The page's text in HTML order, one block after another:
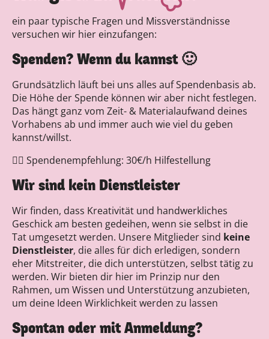
ein paar typische Fragen und Missverständnisse
versuchen wir hier einzufangen:
Spenden? Wenn du kannst 🙂
Grundsätzlich läuft bei uns alles auf Spendenbasis ab.
Die Höhe der Spende können wir aber nicht festlegen.
Das hängt ganz vom Zeit- & Materialaufwand deines
Vorhabens ab und immer auch wie viel du geben
kannst/willst.
👉🏻 Spendenempfehlung: 30€/h Hilfestellung
Wir sind kein Dienstleister
Wir finden, dass Kreativität und handwerkliches
Geschick am besten gedeihen, wenn sie selbst in die
Tat umgesetzt werden. Unsere Mitglieder sind keine
Dienstleister, die alles für dich erledigen, sondern
eher Mitstreiter, die dich unterstützen, selbst tätig zu
werden. Wir bieten dir hier im Prinzip nur den
Rahmen, um Wissen und Unterstützung anzubieten,
um deine Ideen Wirklichkeit werden zu lassen
Spontan oder mit Anmeldung?